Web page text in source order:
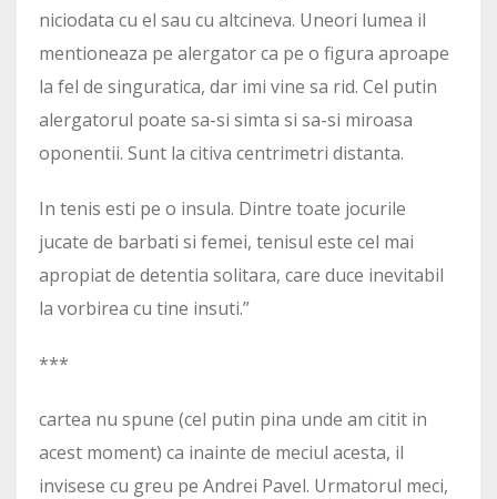
niciodata cu el sau cu altcineva. Uneori lumea il
mentioneaza pe alergator ca pe o figura aproape
la fel de singuratica, dar imi vine sa rid. Cel putin
alergatorul poate sa-si simta si sa-si miroasa
oponentii. Sunt la citiva centrimetri distanta.
In tenis esti pe o insula. Dintre toate jocurile
jucate de barbati si femei, tenisul este cel mai
apropiat de detentia solitara, care duce inevitabil
la vorbirea cu tine insuti.”
***
cartea nu spune (cel putin pina unde am citit in
acest moment) ca inainte de meciul acesta, il
invisese cu greu pe Andrei Pavel. Urmatorul meci,